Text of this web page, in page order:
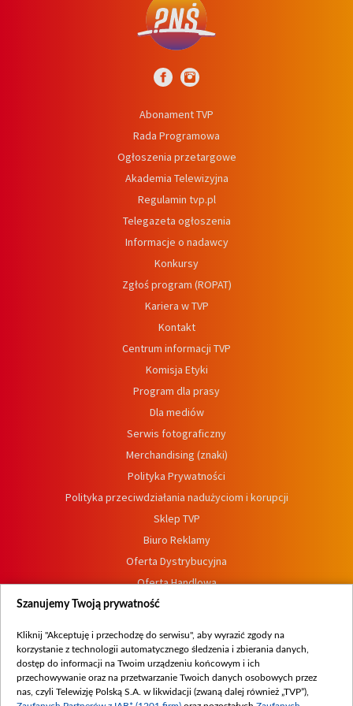
Abonament TVP
Rada Programowa
Ogłoszenia przetargowe
Akademia Telewizyjna
Regulamin tvp.pl
Telegazeta ogłoszenia
Informacje o nadawcy
Konkursy
Zgłoś program (ROPAT)
Kariera w TVP
Kontakt
Centrum informacji TVP
Komisja Etyki
Program dla prasy
Dla mediów
Serwis fotograficzny
Merchandising (znaki)
Polityka Prywatności
Polityka przeciwdziałania nadużyciom i korupcji
Sklep TVP
Biuro Reklamy
Oferta Dystrybucyjna
Oferta Handlowa
Dostępność
Procedura zgłoszeń wewnętrznych
Szanujemy Twoją prywatność
Kliknij "Akceptuję i przechodzę do serwisu", aby wyrazić zgody na
korzystanie z technologii automatycznego śledzenia i zbierania danych,
dostęp do informacji na Twoim urządzeniu końcowym i ich
przechowywanie oraz na przetwarzanie Twoich danych osobowych przez
nas, czyli Telewizję Polską S.A. w likwidacji (zwaną dalej również „TVP”),